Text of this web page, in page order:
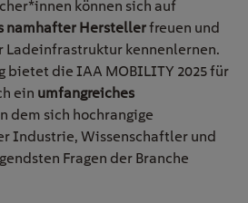
können sich auf
namhafter Herstellerfreuen und
Ladeinfrastruktur kennenlernen.
bietet die IAA MOBILITY 2025 für
ein umfangreiches
dem sich hochrangige
Industrie, Wissenschaftler und
Fragen der Branche